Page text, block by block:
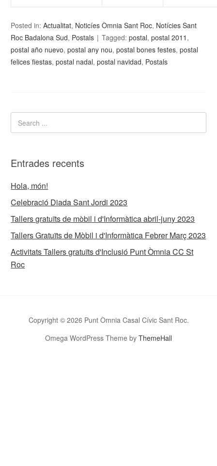
Posted in:Actualitat, Noticíes Òmnia Sant Roc, Notícies Sant
Roc Badalona Sud, Postals Tagged:postal,postal 2011 ,
postal año nuevo,postal any nou,postal bones festes,postal
felices fiestas,postal nadal,postal navidad, Postals
Entrades recents
Hola, món!
Celebració Diada Sant Jordi 2023
Tallers gratuïts de mòbil i d'Informàtica abril-juny 2023
Tallers Gratuïts de Mòbil i d'Informàtica Febrer Març 2023
Activitats Tallers gratuïts d'Inclusió Punt Òmnia CC St
Roc
Copyright © 2026 Punt Òmnia Casal Cívic Sant Roc.
Omega WordPress Theme by ThemeHall